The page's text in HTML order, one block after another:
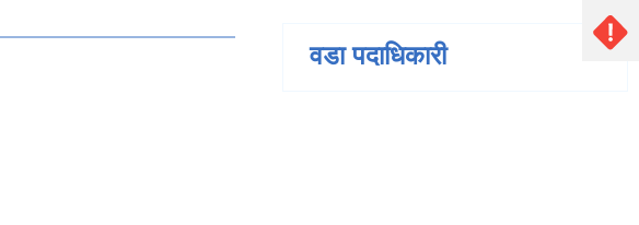
वडा पदाधिकारी